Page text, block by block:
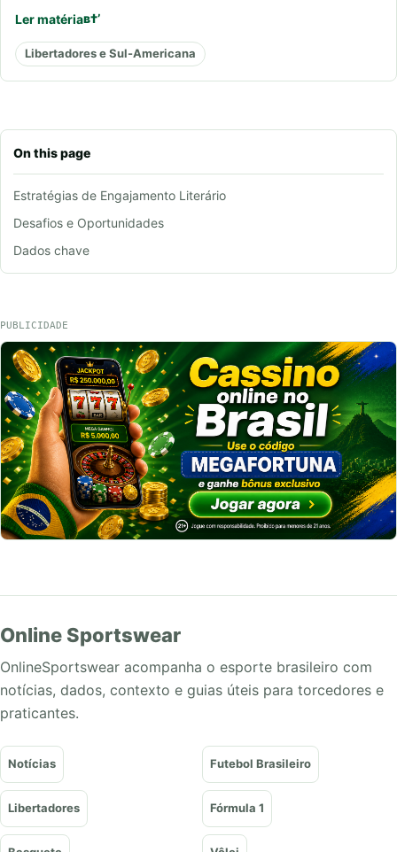
On this page
Estratégias de Engajamento Literário
Desafios e Oportunidades
Dados chave
Ler matéria
Libertadores e Sul-Americana
PUBLICIDADE
Online Sportswear
OnlineSportswear acompanha o esporte brasileiro com
notícias, dados, contexto e guias úteis para torcedores e
praticantes.
Notícias Futebol Brasileiro
Libertadores Fórmula 1